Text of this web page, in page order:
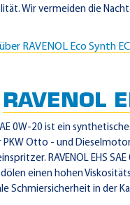
Wir vermeiden die
RAVENOL Eco Synth
RAVENOL
SAE 0W-20 ist ein
PKW Otto - und
RAVENOL EHS
einen hohen
Schmiersicherheit in der